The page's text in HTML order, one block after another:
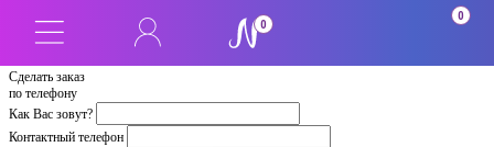
Сделать заказ
по телефону
Как Вас зовут?
Контактный телефон
0
0